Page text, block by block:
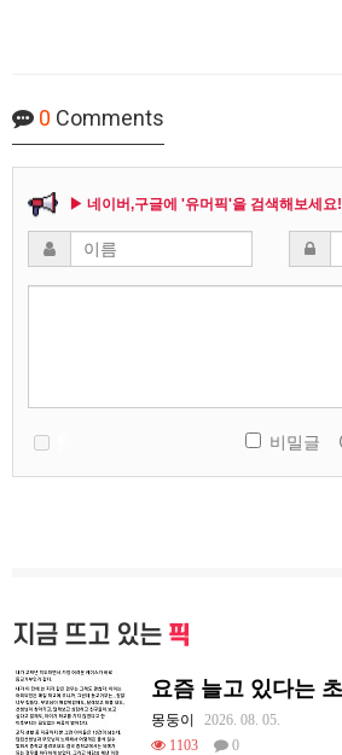
0 Comments
▶ 네이버,구글에 '유머픽'을 검색해보세요!
비밀글
지금 뜨고 있는 픽
몽둥이
2026. 08. 05.
1103
0